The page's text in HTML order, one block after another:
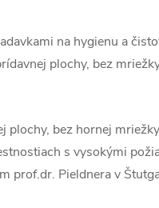
na hygienu a
plochy, bez
plochy, bez hornej
s vysokými
prof.dr. Pieldnera v